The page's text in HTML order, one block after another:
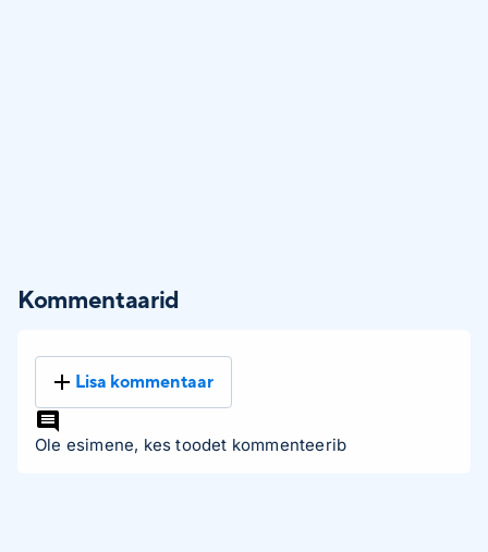
Kommentaarid
Lisa kommentaar
Ole esimene, kes toodet kommenteerib